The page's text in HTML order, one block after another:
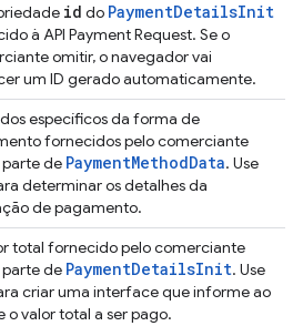
id do PaymentDetailsInit
à API Payment Request. Se o
omitir, o navegador vai
um ID gerado automaticamente.
específicos da forma de
fornecidos pelo comerciante
de PaymentMethodData. Use
determinar os detalhes da
de pagamento.
total fornecido pelo comerciante
de PaymentDetailsInit. Use
criar uma interface que informe ao
o valor total a ser pago.